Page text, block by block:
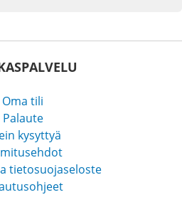
Oma tili
Palaute
kysyttyä
tietosuojaseloste